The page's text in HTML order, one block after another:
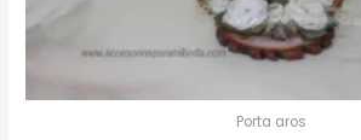
Porta aros